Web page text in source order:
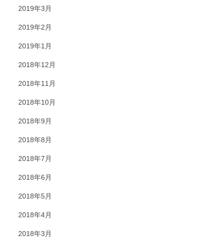
2019年3月
2019年2月
2019年1月
2018年12月
2018年11月
2018年10月
2018年9月
2018年8月
2018年7月
2018年6月
2018年5月
2018年4月
2018年3月